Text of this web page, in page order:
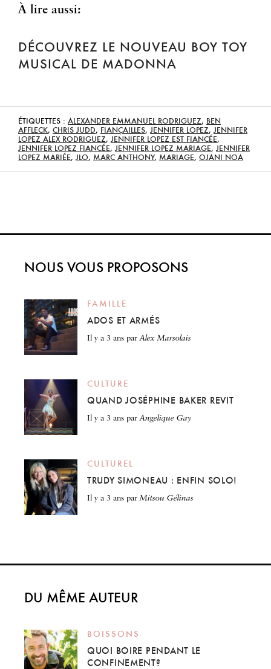
À lire aussi:
DÉCOUVREZ LE NOUVEAU BOY TOY
MUSICAL DE MADONNA
ÉTIQUETTES : ALEXANDER EMMANUEL RODRIGUEZ, BEN
AFFLECK, CHRIS JUDD, FIANÇAILLES, JENNIFER LOPEZ, JENNIFER
LOPEZ ALEX RODRIGUEZ, JENNIFER LOPEZ EST FIANCÉE,
JENNIFER LOPEZ FIANCÉE, JENNIFER LOPEZ MARIAGE, JENNIFER
LOPEZ MARIÉE, JLO, MARC ANTHONY, MARIAGE, OJANI NOA
NOUS VOUS PROPOSONS
FAMILLE
ADOS ET ARMÉS
il y a 3 ans parAlex Marsolais
CULTURE
QUAND JOSÉPHINE BAKER REVIT
il y a 3 ans parAngelique Gay
CULTUREL
TRUDY SIMONEAU : ENFIN SOLO!
il y a 3 ans parMitsou Gélinas
DU MÊME AUTEUR
BOISSONS
QUOI BOIRE PENDANT LE
CONFINEMENT?